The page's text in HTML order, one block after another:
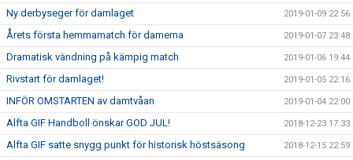
Ny derbyseger för damlaget 2019-01-09 22:56
Årets första hemmamatch för damerna 2019-01-07 23:48
Dramatisk vändning på kämpig match 2019-01-06 19:44
Rivstart för damlaget! 2019-01-05 22:16
INFÖR OMSTARTEN av damtvåan 2019-01-04 22:00
Alfta GIF Handboll önskar GOD JUL! 2018-12-23 17:33
Alfta GIF satte snygg punkt för historisk höstsäsong 2018-12-15 22:59